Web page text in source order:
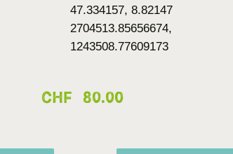
47.334157, 8.82147
2704513.85656674,
1243508.77609173
CHF 80.00